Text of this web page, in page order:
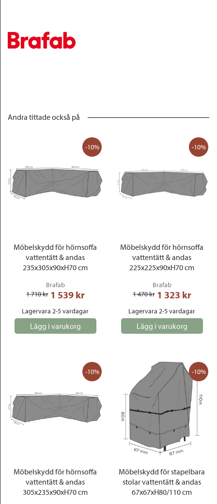
Andra tittade också på
-10%
Möbelskydd för hörnsoffa
vattentätt & andas
235x305x90xH70 cm
Brafab
1 710 kr 1 539 kr
Lagervara 2-5 vardagar
Lägg i varukorg
-10%
Möbelskydd för hörnsoffa
vattentätt & andas
225x225x90xH70 cm
Brafab
1 470 kr 1 323 kr
Lagervara 2-5 vardagar
Lägg i varukorg
-10%
Möbelskydd för hörnsoffa
vattentätt & andas
305x235x90xH70 cm
-10%
Möbelskydd för stapelbara
stolar vattentätt & andas
67x67xH80/110 cm